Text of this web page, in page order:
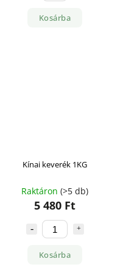
Kosárba
Kínai keverék 1KG
Raktáron (>5 db)
5 480 Ft
Kosárba